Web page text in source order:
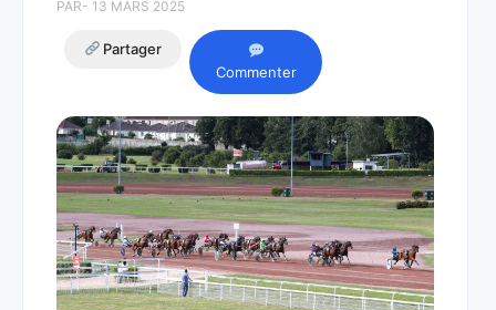
PAR- 13 MARS 2025
Partager
Commenter